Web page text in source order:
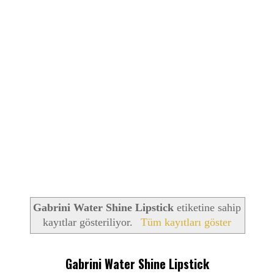
Gabrini Water Shine Lipstick etiketine sahip
kayıtlar gösteriliyor.
Tüm kayıtları göster
Gabrini Water Shine Lipstick